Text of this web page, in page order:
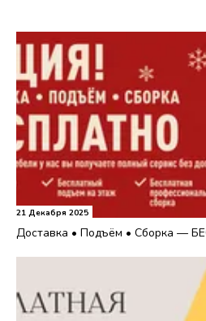
21 Декабря 2025
Доставка • Подъём • Сборка —